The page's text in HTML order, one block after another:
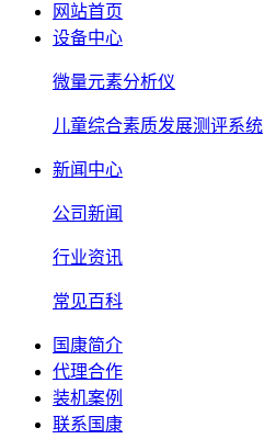
网站首页
设备中心
微量元素分析仪
儿童综合素质发展测评系统
新闻中心
公司新闻
行业资讯
常见百科
国康简介
代理合作
装机案例
联系国康